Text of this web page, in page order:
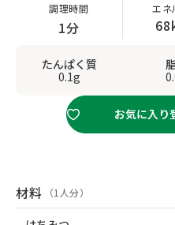
調理時間
1分
エネ
たんぱく質
0.1g
お気に入り
材料 （1人分）